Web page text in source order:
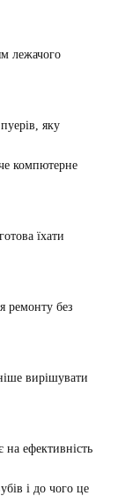
лежачого
яку
компютерне
їхати
ремонту без
вирішувати
ефективність
і до чого це